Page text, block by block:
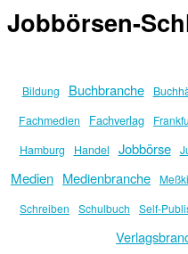
Jobbörsen-
Bildung Buchbranche
Fachmedien
Fachverlag
Hamburg Handel Jobbörse
Medien Medienbranche
Schreiben
Schulbuch Self-